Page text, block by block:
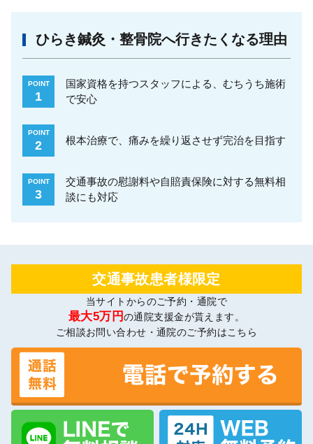
ひらき鍼灸・整骨院へ行きたくなる理由
POINT
1
国家資格を持つスタッフによる、むちうち施術
で安心
POINT
2 根本治療で、痛みを繰り返させず完治を目指す
POINT
3
交通事故の慰謝料や自賠責保険に対する無料相
談にも対応
交通事故患者様限定
当サイトからのご予約・通院で
最大5万円の通院支援金が貰えます。
ご相談お問い合わせ・通院のご予約はこちら